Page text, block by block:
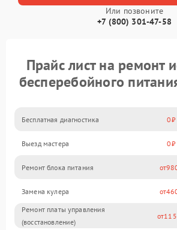
Или позвоните
+7 (800) 301-47-58
Прайс лист на ремонт
бесперебойного
Бесплатная диагностика 0
Выезд мастера 0
Ремонт блока питания
Замена кулера
Ремонт платы управления
(восстановление)